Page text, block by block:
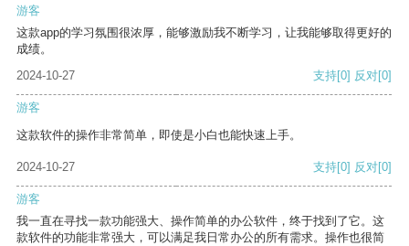
游客
这款app的学习氛围很浓厚，能够激励我不断学习，让我能够取得更好的
成绩。
2024-10-27
支持[0] 反对[0]
游客
这款软件的操作非常简单，即使是小白也能快速上手。
2024-10-27 支持[0] 反对[0]
游客
我一直在寻找一款功能强大、操作简单的办公软件，终于找到了它。这
款软件的功能非常强大，可以满足我日常办公的所有需求。操作也很简